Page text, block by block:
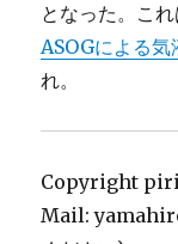
となった。こ
ASOGによる
れ。
Copyright
Mail: